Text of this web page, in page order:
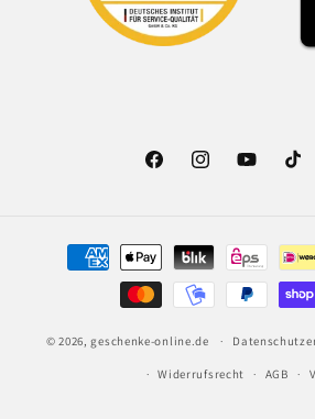
FacebookInstagramYouTube
Zahlungsmethoden
© 2026,geschenke-online.de
Widerrufsrecht AGB